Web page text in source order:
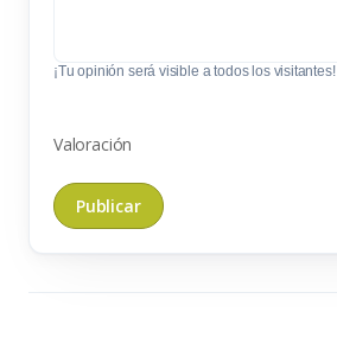
¡Tu opinión será visible a todos los visitantes!
Valoración